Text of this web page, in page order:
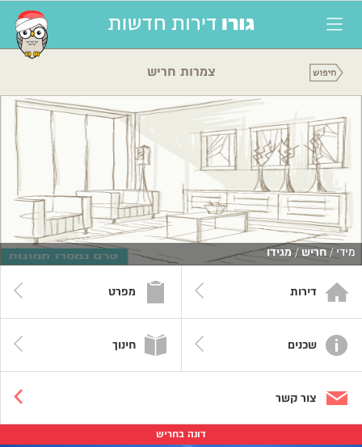
צמרות חריש
מידי /חריש/מגידו
דירות מפרט
שכנים חינוך
צור קשר
דונה בחריש